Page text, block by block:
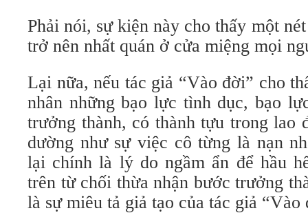
Phải nói, sự kiện này cho thấy một
trở nên nhất quán ở cửa miệng mọi
Lại nữa, nếu tác giả “Vào đời” cho
nhân những bạo lực tình dục, bạo
trưởng thành, có thành tựu trong lao
dường như sự việc cô từng là nạn
lại chính là lý do ngầm ẩn để hầu
trên từ chối thừa nhận bước trưởng
là sự miêu tả giả tạo của tác giả “Vào